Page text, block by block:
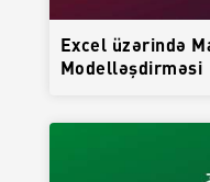
Excel üzərində
Modelləşdirməsi